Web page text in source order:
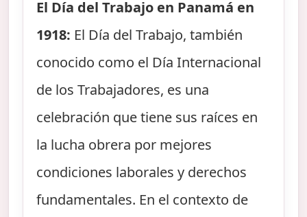
El Día del Trabajo en Panamá en
1918: El Día del Trabajo, también
conocido como el Día Internacional
de los Trabajadores, es una
celebración que tiene sus raíces en
la lucha obrera por mejores
condiciones laborales y derechos
fundamentales. En el contexto de